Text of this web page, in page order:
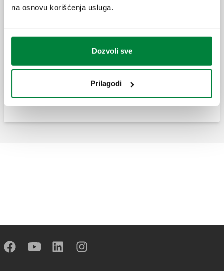
na osnovu korišćenja usluga.
Dozvoli sve
Prilagodi
graduisanom skalom.
Diferencijalni optočni ventil, podesiv sa
graduisanom skalom.